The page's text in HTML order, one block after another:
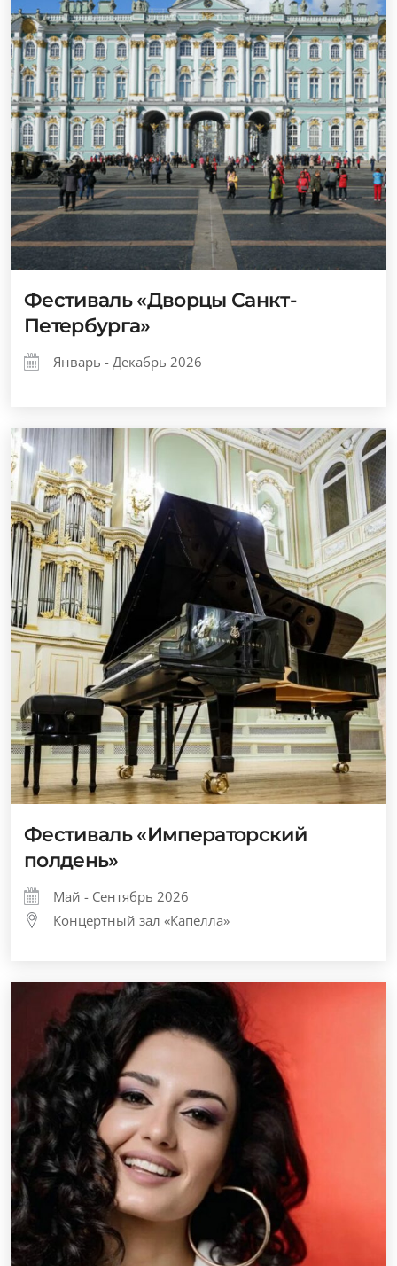
Фестиваль «Дворцы Санкт-
Петербурга»
Январь - Декабрь 2026
Фестиваль «Императорский
полдень»
Май - Сентябрь 2026
Концертный зал «Капелла»